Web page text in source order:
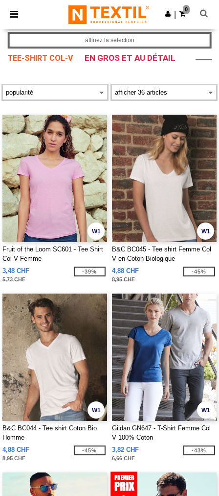
× Appli Ntextil
Meilleurs prix sur l’app !
Obtenir l'appli
0
TEE-SHIRT COL-V EN GROS ET AU DÉTAIL
affinez la selection
W1
Fruit of the Loom SC601 - Tee Shirt
Col V Femme
3,48 CHF
5,73 CHF
-39%
W1
B&C BC045 - Tee shirt Femme Col
V en Coton Biologique
4,88 CHF
8,95 CHF
-45%
W1
B&C BC044 - Tee shirt Coton Bio
Homme
4,88 CHF
8,95 CHF
-45%
W1
Gildan GN647 - T-Shirt Femme Col
V 100% Coton
3,82 CHF
6,66 CHF
-43%